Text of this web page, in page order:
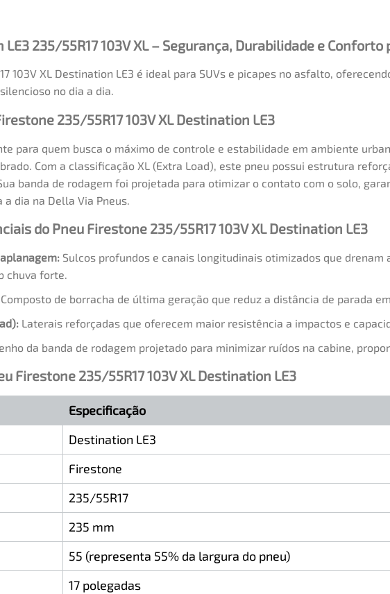
235/55R17 103V XL – Segurança, Durabilidade e Conforto
103V XL Destination LE3 é ideal para SUVs e picapes no asfalto,
no dia a dia.
235/55R17 103V XL Destination LE3
para quem busca o máximo de controle e estabilidade em ambiente
Com a classificação XL (Extra Load), este pneu possui estrutura
banda de rodagem foi projetada para otimizar o contato com o solo,
dia na Della Via Pneus.
do Pneu Firestone 235/55R17 103V XL Destination LE3
Sulcos profundos e canais longitudinais otimizados que
chuva forte.
Composto de borracha de última geração que reduz a distância de parada
Laterais reforçadas que oferecem maior resistência a impactos e
da banda de rodagem projetado para minimizar ruídos na cabine,
Firestone 235/55R17 103V XL Destination LE3
Especificação
Destination LE3
Firestone
235/55R17
235 mm
55 (representa 55% da largura do pneu)
17 polegadas